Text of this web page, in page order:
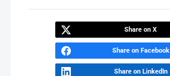
Share on X
Share on Facebook
Share on LinkedIn